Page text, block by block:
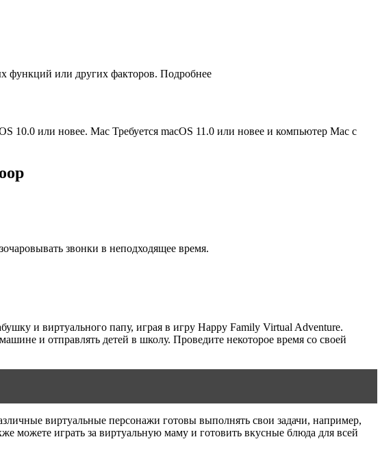
функций или других факторов. Подробнее
10.0 или новее. Mac Требуется macOS 11.0 или новее и компьютер Mac с
звонки в неподходящее время.
и виртуального папу, играя в игру Happy Family Virtual Adventure.
и отправлять детей в школу. Проведите некоторое время со своей
виртуальные персонажи готовы выполнять свои задачи, например,
можете играть за виртуальную маму и готовить вкусные блюда для всей